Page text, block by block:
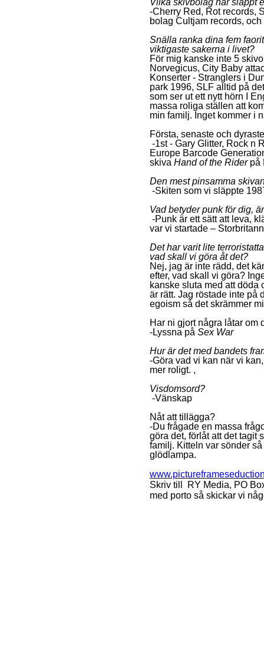
Vilka skivbolag har släppt
-Cherry Red, Rot records,
bolag Cultjam records,
Snälla ranka dina fem
viktigaste sakerna i livet?
För mig kanske inte 5
Norvegicus, City Baby
Konserter - Stranglers i
park 1996, SLF alltid på
som ser ut ett nytt hörn I
massa roliga ställen att
min familj. Inget kommer i
Första, senaste och
-1st - Gary Glitter, Rock n
Europe Barcode
skiva Hand of the Riderpå
Den mest pinsamma
-Skiten som vi släppte
Vad betyder punk för dig,
-Punk är ett sätt att leva,
var vi startade –
Det har varit lite
vad skall vi göra åt det?
Nej, jag är inte rädd, det
efter, vad skall vi göra?
kanske sluta med att döda
är rätt. Jag röstade inte på
egoism så det skrämmer
Har ni gjort några låtar om
-Lyssna på Sex War
Hur är det med bandets
-Göra vad vi kan när vi
mer roligt. ,
Visdomsord?
-Vänskap
Nåt att tillägga?
-Du frågade en massa
göra det, förlåt att det tagit
familj. Kitteln var sönder
glödlampa.
Skriv till RY Media, PO
med porto så skickar vi